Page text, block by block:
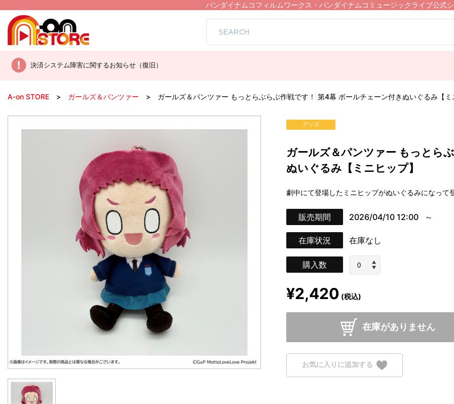
バンダイナムコフィルムワークス・バンダイナムコミュージックライブ公式
決済システム障害に関するお知らせ（復旧）
A-on STORE ガールズ＆パンツァー ガールズ＆パンツァー もっとらぶらぶ作戦です！ 第4幕 ボールチェーン付きぬいぐるみ【ミ
グッズ
ガールズ＆パンツァー もっとら
ぬいぐるみ【ミニヒップ】
劇中にて登場したミニヒップがぬいぐるみになって
販売期間 2026/04/10 12:00
在庫状況 在庫なし
購入数
¥2,420 (税込)
在庫がありません
お気に入りに追加する